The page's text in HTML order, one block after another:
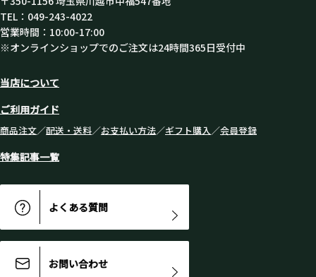
TEL：049-243-4022
営業時間：10:00-17:00
※オンラインショップでのご注文は24時間365日受付中
当店について
ご利用ガイド
商品注文／配送・送料／お支払い方法／ギフト購入／会員登録
特集記事一覧
よくある質問
お問い合わせ